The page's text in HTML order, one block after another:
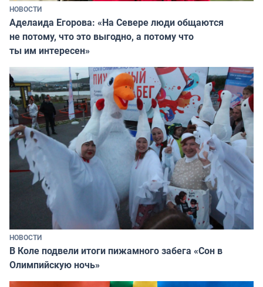
НОВОСТИ
Аделаида Егорова: «На Севере люди общаются
не потому, что это выгодно, а потому что
ты им интересен»
НОВОСТИ
В Коле подвели итоги пижамного забега «Сон в
Олимпийскую ночь»